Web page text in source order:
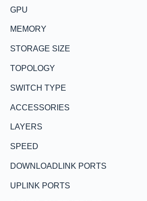
GPU
MEMORY
STORAGE SIZE
TOPOLOGY
SWITCH TYPE
ACCESSORIES
LAYERS
SPEED
DOWNLOADLINK PORTS
UPLINK PORTS